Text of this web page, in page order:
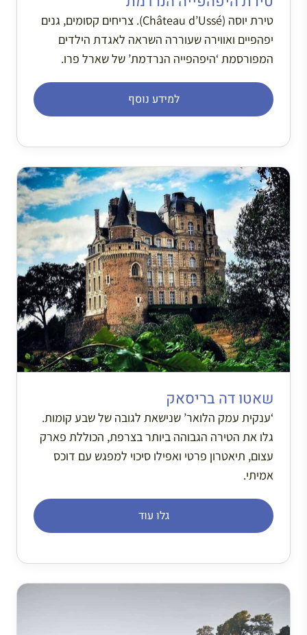
טירת יוסה (Château d’Ussé). צריחים קסומים, גנים
יפהפיים ואווירה שעוררה השראה לאגדת הילדים
המפורסמת ‘היפהפייה הנרדמת’ של שארל פרו.
למידע נוסף
שאטו דה בריסאק
‘ענקית עמק הלואר’ שנישאת לגובה של שבע קומות.
גלו את הטירה הגבוהה ביותר בצרפת, הכוללת פארק
עצום, תיאטרון פרטי ואפילו סיכוי למפגש עם דוכס
אמיתי.
גלו עוד